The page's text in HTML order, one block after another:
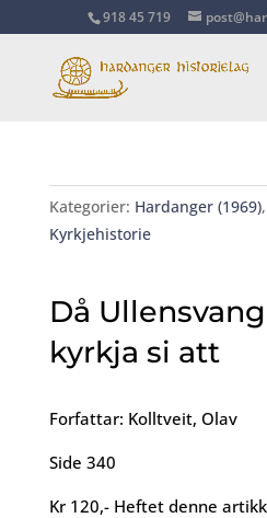
918 45 719
Kategorier: Hardanger (1969),
Kyrkjehistorie
Då
kyrkja si att
Forfattar: Kolltveit, Olav
Side 340
Kr 120,- Heftet denne